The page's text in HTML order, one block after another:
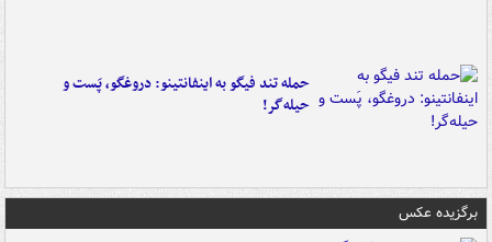
حمله تند فیگو به اینفانتینو: دروغگو، پَست‌ و
حیله‌گر!
برگزیده عکس